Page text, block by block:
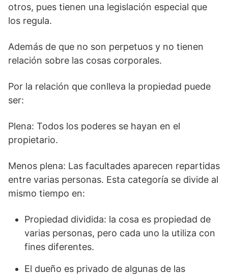
otros, pues tienen una legislación especial que
los regula.
Además de que no son perpetuos y no tienen
relación sobre las cosas corporales.
Por la relación que conlleva la propiedad puede
ser:
Plena: Todos los poderes se hayan en el
propietario.
Menos plena: Las facultades aparecen repartidas
entre varias personas. Esta categoría se divide al
mismo tiempo en:
Propiedad dividida: la cosa es propiedad de
varias personas, pero cada uno la utiliza con
fines diferentes.
El dueño es privado de algunas de las